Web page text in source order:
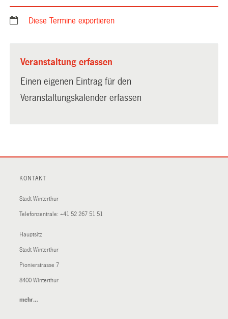
Diese Termine exportieren
Veranstaltung erfassen
Einen eigenen Eintrag für den
Veranstaltungskalender erfassen
KONTAKT
Stadt Winterthur
Telefonzentrale: +41 52 267 51 51
Hauptsitz
Stadt Winterthur
Pionierstrasse 7
8400 Winterthur
mehr…